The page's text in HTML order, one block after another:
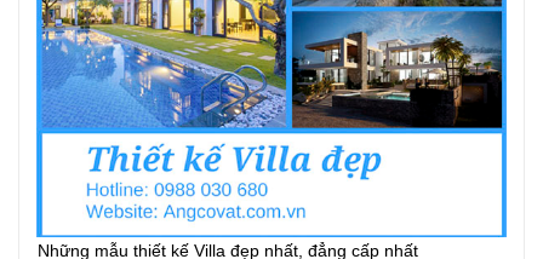
Những mẫu thiết kế Villa đẹp nhất, đẳng cấp nhất